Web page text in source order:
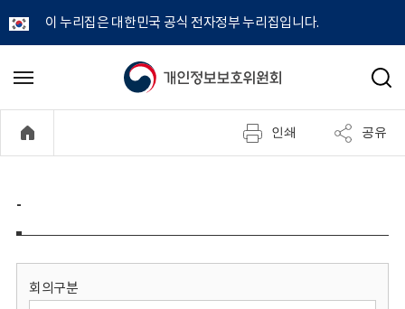
이 누리집은 대한민국 공식 전자정부 누리집입니다.
개
정
보
메
기
검
인쇄 공유
-
회의구분